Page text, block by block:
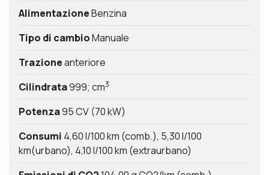
AlimentazioneBenzina
Tipo di cambioManuale
Trazioneanteriore
Cilindrata999; cm3
Potenza95 CV (70 kW)
Consumi 4,60 l/100 km (comb.) 5,30 l/100
km(urbano) 4,10 l/100 km (extraurbano)